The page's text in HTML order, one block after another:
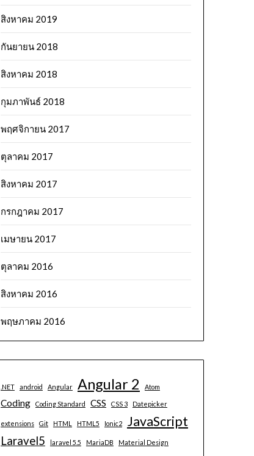
สิงหาคม 2019
กันยายน 2018
สิงหาคม 2018
กุมภาพันธ์ 2018
พฤศจิกายน 2017
ตุลาคม 2017
สิงหาคม 2017
กรกฎาคม 2017
เมษายน 2017
ตุลาคม 2016
สิงหาคม 2016
พฤษภาคม 2016
.NET android Angular Angular 2 Atom
Coding Coding Standard CSS CSS 3 Datepicker
extensions Git HTML HTML5 Ionic2 JavaScript
Laravel5 laravel 5.5 MariaDB Material Design